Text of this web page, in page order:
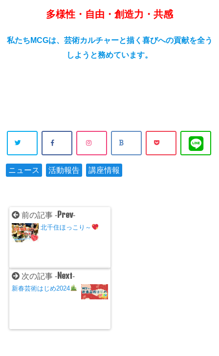
多様性・自由・創造力・共感
私たちMCGは、芸術カルチャーと描く喜びへの貢献を全う
しようと務めています。
ニュース 活動報告 講座情報
前の記事 - Prev-
北千住ほっこり～
次の記事 - Next-
新春芸術はじめ2024